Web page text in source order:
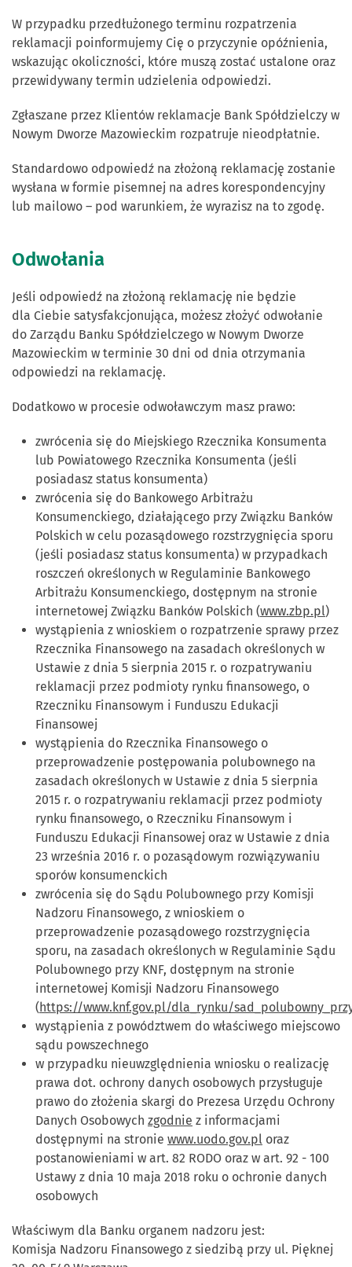
W przypadku przedłużonego terminu rozpatrzenia
reklamacji poinformujemy Cię o przyczynie opóźnienia,
wskazując okoliczności, które muszą zostać ustalone oraz
przewidywany termin udzielenia odpowiedzi.
Zgłaszane przez Klientów reklamacje Bank Spółdzielczy w
Nowym Dworze Mazowieckim rozpatruje nieodpłatnie.
Standardowo odpowiedź na złożoną reklamację zostanie
wysłana w formie pisemnej na adres korespondencyjny
lub mailowo – pod warunkiem, że wyrazisz na to zgodę.
Odwołania
Jeśli odpowiedź na złożoną reklamację nie będzie
dla Ciebie satysfakcjonująca, możesz złożyć odwołanie
do Zarządu Banku Spółdzielczego w Nowym Dworze
Mazowieckim w terminie 30 dni od dnia otrzymania
odpowiedzi na reklamację.
Dodatkowo w procesie odwoławczym masz prawo:
zwrócenia się do Miejskiego Rzecznika Konsumenta
lub Powiatowego Rzecznika Konsumenta (jeśli
posiadasz status konsumenta)
zwrócenia się do Bankowego Arbitrażu
Konsumenckiego, działającego przy Związku Banków
Polskich w celu pozasądowego rozstrzygnięcia sporu
(jeśli posiadasz status konsumenta) w przypadkach
roszczeń określonych w Regulaminie Bankowego
Arbitrażu Konsumenckiego, dostępnym na stronie
internetowej Związku Banków Polskich (www.zbp.pl)
wystąpienia z wnioskiem o rozpatrzenie sprawy przez
Rzecznika Finansowego na zasadach określonych w
Ustawie z dnia 5 sierpnia 2015 r. o rozpatrywaniu
reklamacji przez podmioty rynku finansowego, o
Rzeczniku Finansowym i Funduszu Edukacji
Finansowej
wystąpienia do Rzecznika Finansowego o
przeprowadzenie postępowania polubownego na
zasadach określonych w Ustawie z dnia 5 sierpnia
2015 r. o rozpatrywaniu reklamacji przez podmioty
rynku finansowego, o Rzeczniku Finansowym i
Funduszu Edukacji Finansowej oraz w Ustawie z dnia
23 września 2016 r. o pozasądowym rozwiązywaniu
sporów konsumenckich
zwrócenia się do Sądu Polubownego przy Komisji
Nadzoru Finansowego, z wnioskiem o
przeprowadzenie pozasądowego rozstrzygnięcia
sporu, na zasadach określonych w Regulaminie Sądu
Polubownego przy KNF, dostępnym na stronie
internetowej Komisji Nadzoru Finansowego
( https://www.knf.gov.pl/dla_rynku/
wystąpienia z powództwem do właściwego miejscowo
sądu powszechnego
w przypadku nieuwzględnienia wniosku o realizację
prawa dot. ochrony danych osobowych przysługuje
prawo do złożenia skargi do Prezesa Urzędu Ochrony
Danych Osobowych zgodnie z informacjami
dostępnymi na stronie www.uodo.gov.pl oraz
postanowieniami w art. 82 RODO oraz w art. 92 - 100
Ustawy z dnia 10 maja 2018 roku o ochronie danych
osobowych
Właściwym dla Banku organem nadzoru jest:
Komisja Nadzoru Finansowego z siedzibą przy ul. Pięknej